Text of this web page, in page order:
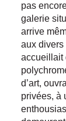
pas
galerie
arrive
aux divers
accueillait
d’art,
privées, à